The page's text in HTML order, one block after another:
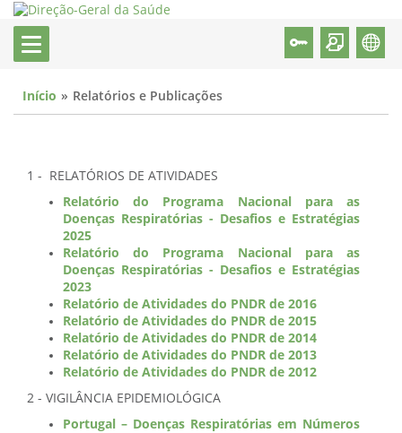
Início Relatórios e Publicações
1 - RELATÓRIOS DE ATIVIDADES
Relatório do Programa Nacional para as
Doenças Respiratórias - Desafios e Estratégias
2025
Relatório do Programa Nacional para as
Doenças Respiratórias - Desafios e Estratégias
2023
Relatório de Atividades do PNDR de 2016
Relatório de Atividades do PNDR de 2015
Relatório de Atividades do PNDR de 2014
Relatório de Atividades do PNDR de 2013
Relatório de Atividades do PNDR de 2012
2 - VIGILÂNCIA EPIDEMIOLÓGICA
Portugal – Doenças Respiratórias em Números